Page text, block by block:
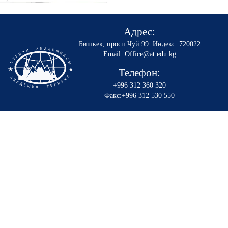
Адрес:
Бишкек, просп Чуй 99. Индекс: 720022
Email: Office@at.edu.kg
Телефон:
+996 312 360 320
Факс:+996 312 530 550